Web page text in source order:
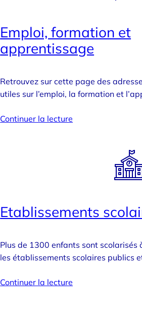
Emploi, formation et
apprentissage
Retrouvez sur cette page des
utiles sur l’emploi, la formation et
Continuer la lecture
Etablissements
Plus de 1300 enfants sont scolarisés
les établissements scolaires publics
Continuer la lecture